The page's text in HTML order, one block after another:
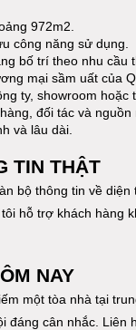
972m2.
công năng sử dụng.
bố trí theo nhu cầu
mại sầm uất của
ty, showroom hoặc
đối tác và nguồn
và lâu dài.
TIN THẬT
bộ thông tin về
hỗ trợ khách hàng
NAY
một tòa nhà tại
đáng cân nhắc. Liên